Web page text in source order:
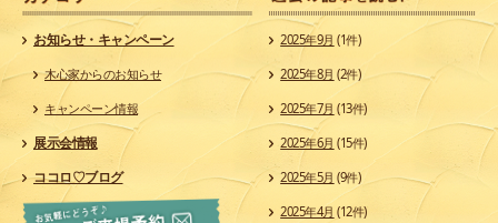
お知らせ・キャンペーン
木心家からのお知らせ
キャンペーン情報
展示会情報
ココロ♡ブログ
2025年9月 (1件)
2025年8月 (2件)
2025年7月 (13件)
2025年6月 (15件)
2025年5月 (9件)
2025年4月 (12件)